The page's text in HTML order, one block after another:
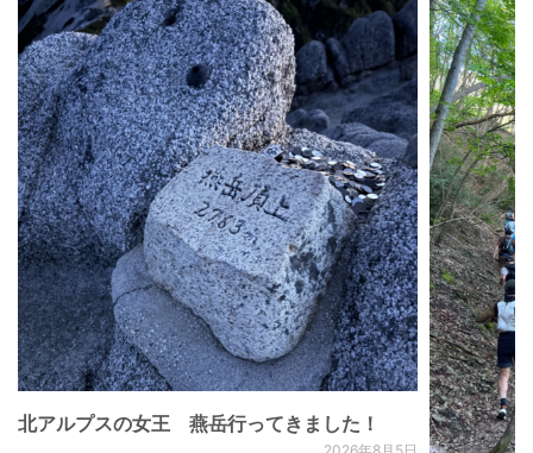
北アルプスの女王 燕岳行ってきました！